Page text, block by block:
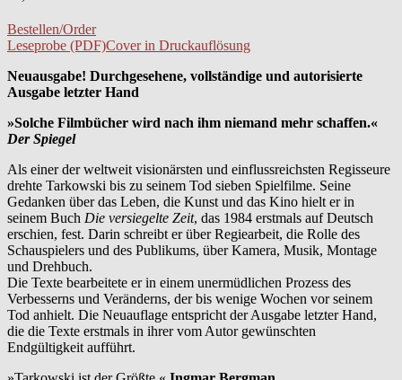
Bestellen/Order
Leseprobe (PDF)Cover in Druckauflösung
Neuausgabe! Durchgesehene, vollständige und autorisierte
Ausgabe letzter Hand
»Solche Filmbücher wird nach ihm niemand mehr schaffen.«
Der Spiegel
Als einer der weltweit visionärsten und einflussreichsten Regisseure
drehte Tarkowski bis zu seinem Tod sieben Spielfilme. Seine
Gedanken über das Leben, die Kunst und das Kino hielt er in
seinem Buch Die versiegelte Zeit, das 1984 erstmals auf Deutsch
erschien, fest. Darin schreibt er über Regiearbeit, die Rolle des
Schauspielers und des Publikums, über Kamera, Musik, Montage
und Drehbuch.
Die Texte bearbeitete er in einem unermüdlichen Prozess des
Verbesserns und Veränderns, der bis wenige Wochen vor seinem
Tod anhielt. Die Neuauflage entspricht der Ausgabe letzter Hand,
die die Texte erstmals in ihrer vom Autor gewünschten
Endgültigkeit aufführt.